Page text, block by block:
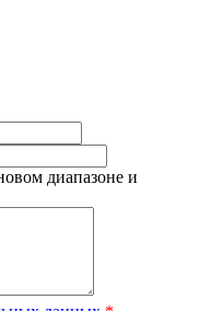
диапазоне и